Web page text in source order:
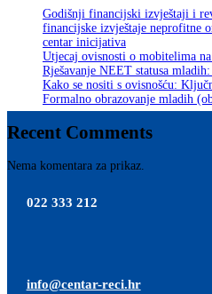
Godišnji financijski izvještaji i
financijske izvještaje neprofitne
centar inicijativa
Utjecaj ovisnosti o mobitelima
Rješavanje NEET statusa
Kako se nositi s ovisnošću:
Formalno obrazovanje mladih
Recent Comments
Nema komentara za prikaz.
022 333 212
info@centar-reci.hr